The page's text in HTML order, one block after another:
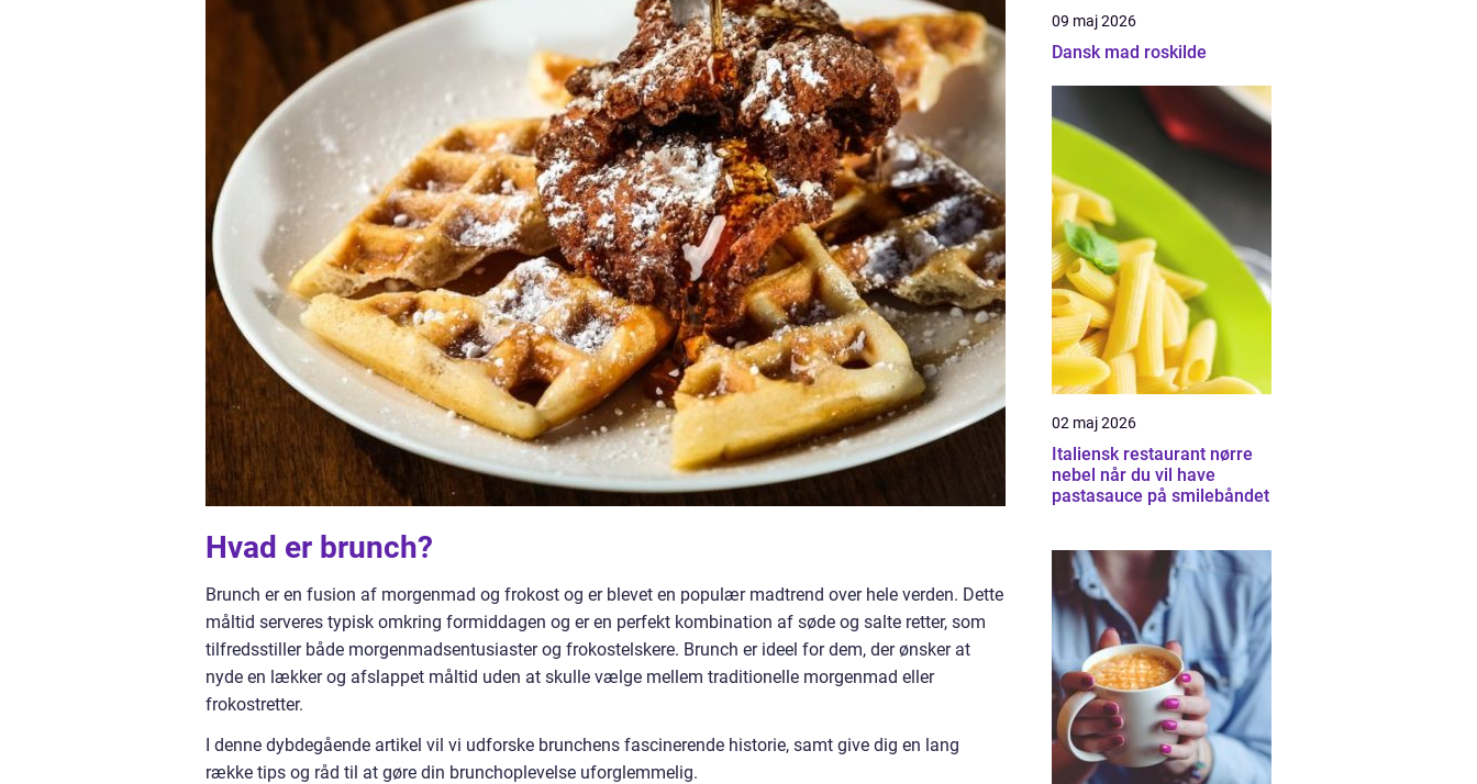
Hvad er brunch?
Brunch er en fusion af morgenmad og frokost og er blevet en populær madtrend over hele verden. Dette
måltid serveres typisk omkring formiddagen og er en perfekt kombination af søde og salte retter, som
tilfredsstiller både morgenmadsentusiaster og frokostelskere. Brunch er ideel for dem, der ønsker at
nyde en lækker og afslappet måltid uden at skulle vælge mellem traditionelle morgenmad eller
frokostretter.
I denne dybdegående artikel vil vi udforske brunchens fascinerende historie, samt give dig en lang
række tips og råd til at gøre din brunchoplevelse uforglemmelig.
09 maj 2026
Dansk mad roskilde
02 maj 2026
Italiensk restaurant nørre
nebel når du vil have
pastasauce på smilebåndet